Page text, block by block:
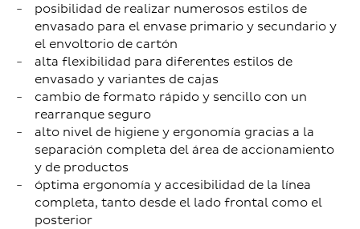
posibilidad de realizar numerosos estilos de
envasado para el envase primario y secundario y
el envoltorio de cartón
alta flexibilidad para diferentes estilos de
envasado y variantes de cajas
cambio de formato rápido y sencillo con un
rearranque seguro
alto nivel de higiene y ergonomía gracias a la
separación completa del área de accionamiento
y de productos
óptima ergonomía y accesibilidad de la línea
completa, tanto desde el lado frontal como el
posterior